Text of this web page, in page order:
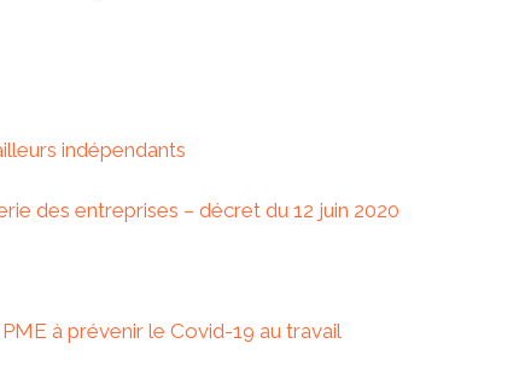
indépendants
des entreprises – décret du 12 juin 2020
à prévenir le Covid-19 au travail